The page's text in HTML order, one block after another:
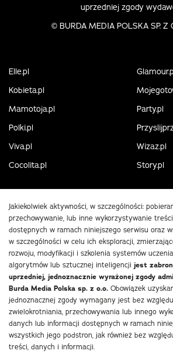
uprzedniej zgody
© BURDA MEDIA POLSKA SP. Z
Elle.pl
Kobieta.pl
Mamotoja.pl
Party.pl
Polki.pl
Viva.pl
Wizaz.pl
Cocolita.pl
Story.pl
Jakiekolwiek aktywności, w szczególności:
przechowywanie, lub inne wykorzystywanie
dostępnych w ramach niniejszego serwisu oraz
w szczególności w celu ich eksploracji,
rozwoju, modyfikacji i szkolenia systemów
algorytmów lub sztucznej inteligencji jest
uprzedniej, jednoznacznie wyrażonej zgody
Burda Media Polska sp. z o.o. Obowiązek
jednoznacznej zgody wymagany jest bez
zwielokrotniania, przechowywania lub innego
danych lub informacji dostępnych w ramach
wszystkich jego podstron, jak również bez
treści, danych i informacji.